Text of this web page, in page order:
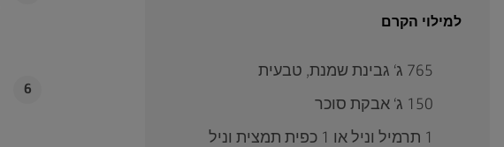
למילוי הקרם
765 ג‘ גבינת שמנת, טבעית
150 ג‘ אבקת סוכר
1 תרמיל וניל או 1 כפית תמצית וניל
6